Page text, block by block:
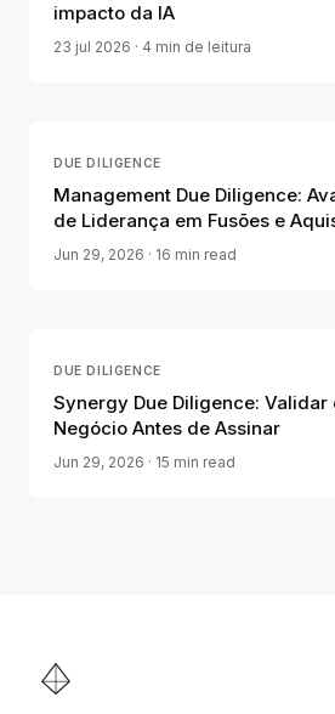
impacto da IA
23 jul 2026 · 4 min de leitura
DUE DILIGENCE
Management Due Diligence:
de Liderança em Fusões e
Jun 29, 2026 · 16 min read
DUE DILIGENCE
Synergy Due Diligence: Validar
Negócio Antes de Assinar
Jun 29, 2026 · 15 min read